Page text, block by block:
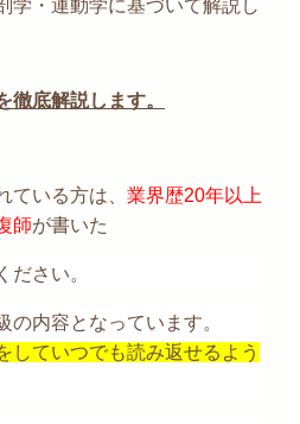
学・運動学に基づいて解説し
徹底解説します。
いる方は、 業界歴20年以上
師が書いた
ださい。
の内容となっています。
していつでも読み返せるよう